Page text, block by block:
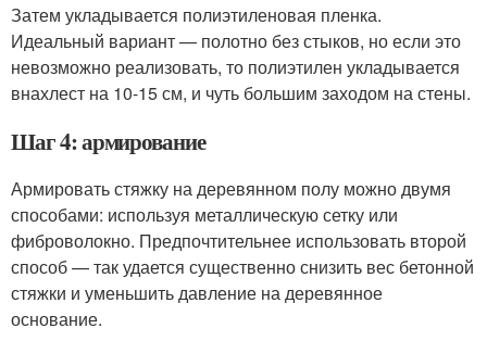
Затем укладывается полиэтиленовая пленка.
Идеальный вариант — полотно без стыков, но если это
невозможно реализовать, то полиэтилен укладывается
внахлест на 10-15 см, и чуть большим заходом на стены.
Шаг 4: армирование
Армировать стяжку на деревянном полу можно двумя
способами: используя металлическую сетку или
фиброволокно. Предпочтительнее использовать второй
способ — так удается существенно снизить вес бетонной
стяжки и уменьшить давление на деревянное
основание.